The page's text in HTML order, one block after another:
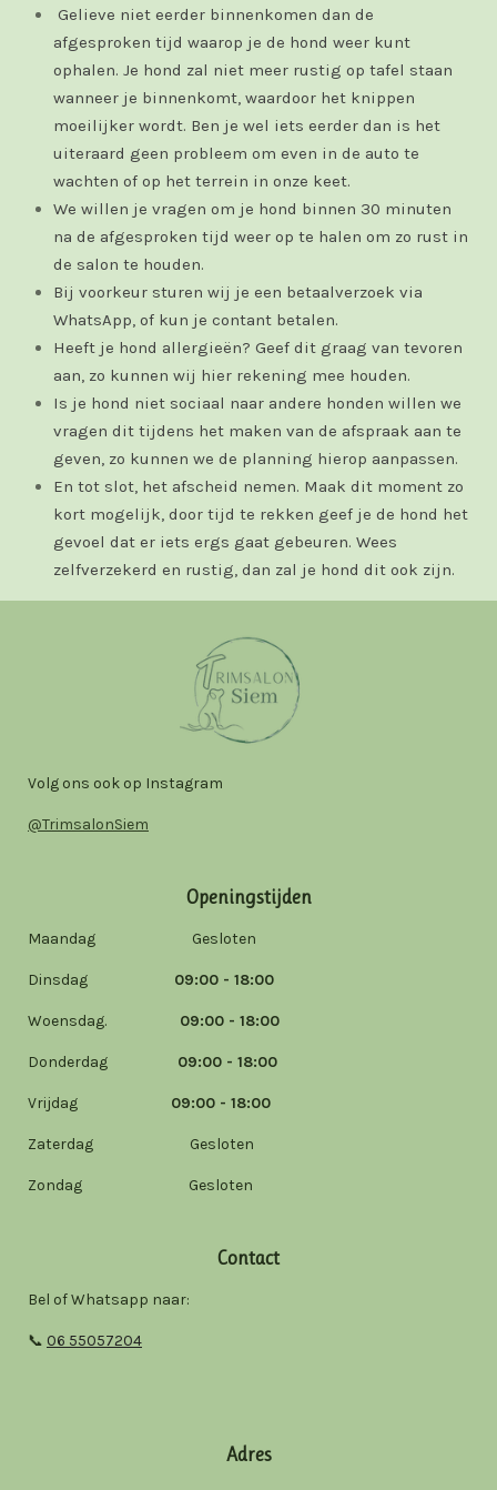
Gelieve niet eerder binnenkomen dan de
afgesproken tijd waarop je de hond weer kunt
ophalen. Je hond zal niet meer rustig op tafel staan
wanneer je binnenkomt, waardoor het knippen
moeilijker wordt. Ben je wel iets eerder dan is het
uiteraard geen probleem om even in de auto te
wachten of op het terrein in onze keet.
We willen je vragen om je hond binnen 30 minuten
na de afgesproken tijd weer op te halen om zo rust in
de salon te houden.
Bij voorkeur sturen wij je een betaalverzoek via
WhatsApp, of kun je contant betalen.
Heeft je hond allergieën? Geef dit graag van tevoren
aan, zo kunnen wij hier rekening mee houden.
Is je hond niet sociaal naar andere honden willen we
vragen dit tijdens het maken van de afspraak aan te
geven, zo kunnen we de planning hierop aanpassen.
En tot slot, het afscheid nemen. Maak dit moment zo
kort mogelijk, door tijd te rekken geef je de hond het
gevoel dat er iets ergs gaat gebeuren. Wees
zelfverzekerd en rustig, dan zal je hond dit ook zijn.
Volg ons ook op Instagram
@TrimsalonSiem
Openingstijden
Maandag Gesloten
Dinsdag 09:00 - 18:00
Woensdag. 09:00 - 18:00
Donderdag 09:00 - 18:00
Vrijdag 09:00 - 18:00
Zaterdag Gesloten
Zondag Gesloten
Contact
Bel of Whatsapp naar:
📞 06 55057204
Adres